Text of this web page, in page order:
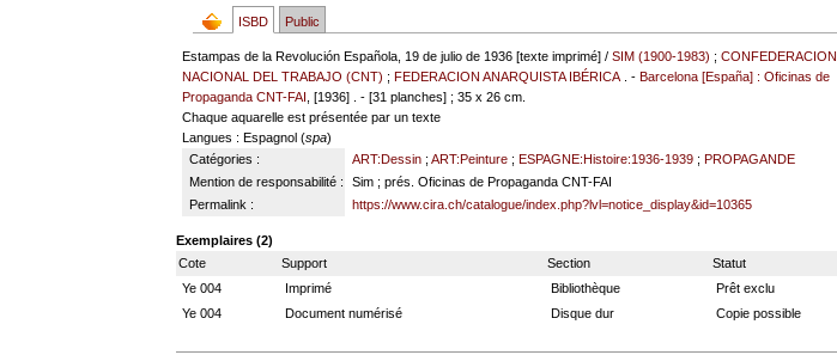
ISBD Public
Estampas de la Revolución Española, 19 de julio de 1936 [texte imprimé] /SIM (1900-1983) ;CONFEDERACION
NACIONAL DEL TRABAJO (CNT) ;FEDERACION ANARQUISTA IBÉRICA . -Barcelona [España] : Oficinas de
Propaganda CNT-FAI , [1936] . - [31 planches] ; 35 x 26 cm.
Chaque aquarelle est présentée par un texte
Langues : Espagnol (spa)
Catégories :
ART:Dessin; ART:Peinture; ESPAGNE:Histoire:1936-1939; PROPAGANDE
Mention de responsabilité :
Sim ; prés. Oficinas de Propaganda CNT-FAI
Permalink :
https://www.cira.ch/catalogue/index.php?lvl=notice_display&id=10365
Exemplaires (2)
Cote
Support Section
Statut
Ye 004
Imprimé Bibliothèque
Prêt exclu
Ye 004
Document numérisé Disque dur Copie possible